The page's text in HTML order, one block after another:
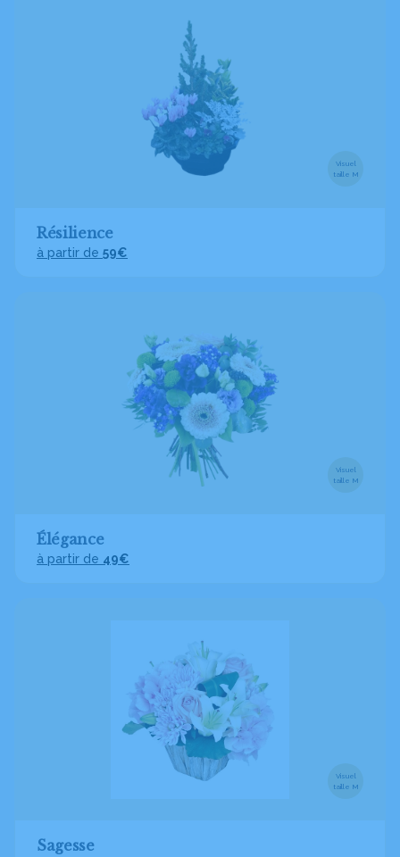
Visuel
taille M
Résilience
à partir de 59€
Visuel
taille M
Élégance
à partir de 49€
Visuel
taille M
Sagesse